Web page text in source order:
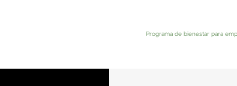
Programa de bienestar para